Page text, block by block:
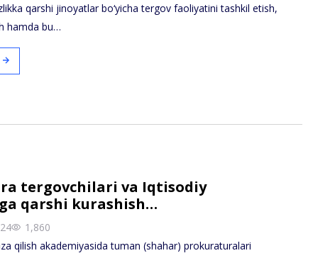
qarshi jinoyatlar bo‘yicha tergov faoliyatini tashkil etish,
hamda bu…
tergovchilari va Iqtisodiy
qarshi kurashish…
1,860
qilish akademiyasida tuman (shahar) prokuraturalari